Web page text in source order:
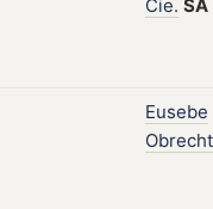
Cie. SA
Eusebe
Obrecht